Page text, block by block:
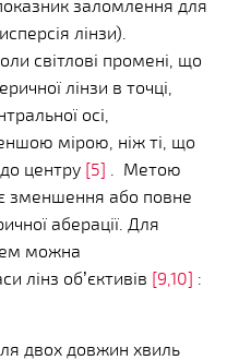
заломлення для
лінзи).
світлові промені, що
лінзи в точці,
осі,
мірою, ніж ті, що
центру [5]
Метою
є зменшення або повне
аберації. Для
можна
лінз об’єктивів [9,10] :
двох довжин хвиль